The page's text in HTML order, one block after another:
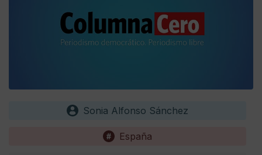
Sonia Alfonso Sánchez
España